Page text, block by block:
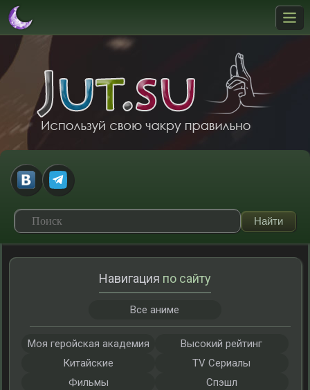
Навигация по сайту
Все аниме
Моя геройская академия
Высокий рейтинг
Китайские
TV Сериалы
Фильмы
Спэшл